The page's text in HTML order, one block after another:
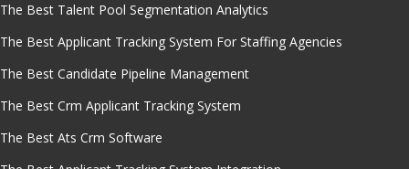
The Best Talent Pool Segmentation Analytics
The Best Applicant Tracking System For Staffing Agencies
The Best Candidate Pipeline Management
The Best Crm Applicant Tracking System
The Best Ats Crm Software